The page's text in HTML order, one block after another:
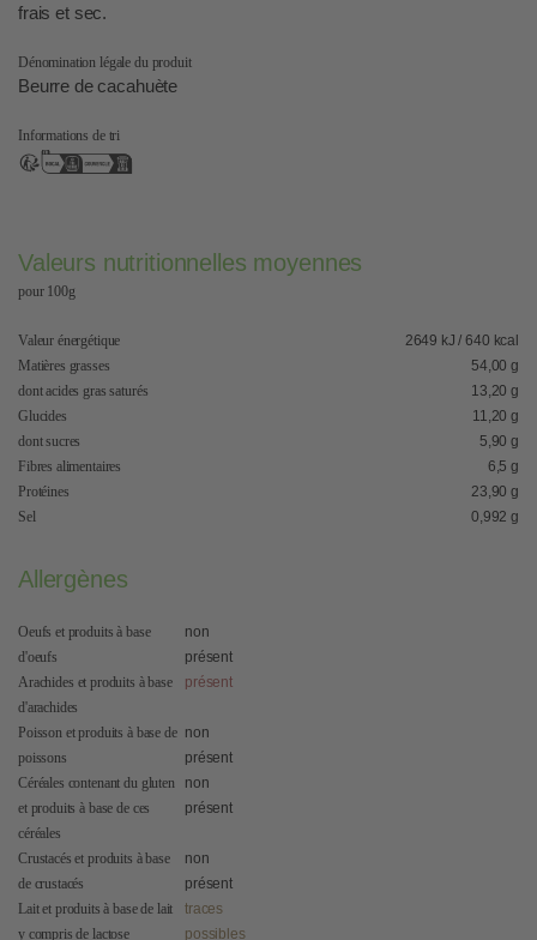
frais et sec.
Dénomination légale du produit
Beurre de cacahuète
Informations de tri
Valeurs nutritionnelles moyennes
pour 100g
Valeur énergétique
2649 kJ / 640 kcal
Matières grasses
54,00 g
dont acides gras saturés
13,20 g
Glucides
11,20 g
dont sucres
5,90 g
Fibres alimentaires
6,5 g
Protéines
23,90 g
Sel
0,992 g
Allergènes
Oeufs et produits à base
d'oeufs
non
présent
Arachides et produits à base
d'arachides
présent
Poisson et produits à base de
poissons
non
présent
Céréales contenant du gluten
et produits à base de ces
céréales
non
présent
Crustacés et produits à base
de crustacés
non
présent
Lait et produits à base de lait
y compris de lactose
traces
possibles